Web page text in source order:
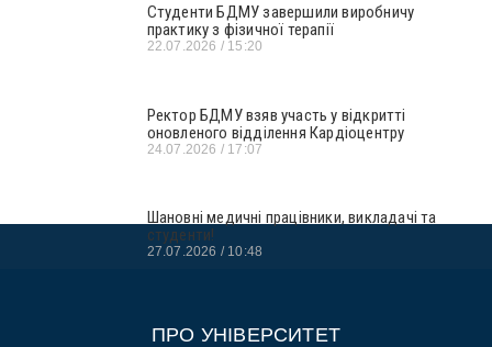
Студенти БДМУ завершили виробничу
практику з фізичної терапії
22.07.2026 15:20
Ректор БДМУ взяв участь у відкритті
оновленого відділення Кардіоцентру
24.07.2026 17:07
Шановні медичні працівники, викладачі та
студенти!
27.07.2026 10:48
ПРО УНІВЕРСИТЕТ